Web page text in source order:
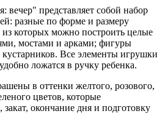
вечер" представляет собой набор
разные по форме и размеру
которых можно построить целые
мостами и арками; фигуры
Все элементы игрушки
ложатся в ручку ребенка.
в оттенки желтого, розового,
цветов, которые
окончание дня и подготовку